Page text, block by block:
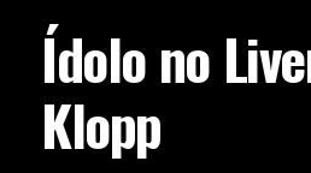
Ídolo no
Klopp